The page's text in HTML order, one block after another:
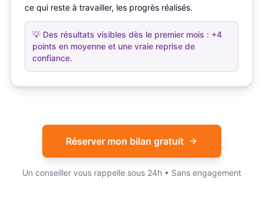
ce qui reste à travailler, les progrès réalisés.
💡 Des résultats visibles dès le premier mois : +4
points en moyenne et une vraie reprise de
confiance.
Réserver mon bilan gratuit
Un conseiller vous rappelle sous 24h • Sans engagement